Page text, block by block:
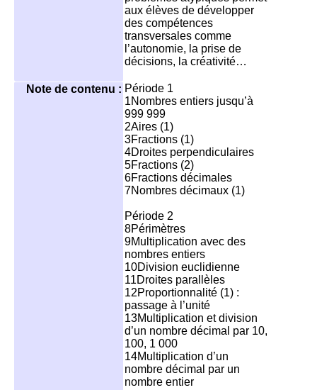
aux élèves de développer
des compétences
transversales comme
l’autonomie, la prise de
décisions, la créativité…
Note de contenu : Période 1
1Nombres entiers jusqu’à
999 999
2Aires (1)
3Fractions (1)
4Droites perpendiculaires
5Fractions (2)
6Fractions décimales
7Nombres décimaux (1)
Période 2
8Périmètres
9Multiplication avec des
nombres entiers
10Division euclidienne
11Droites parallèles
12Proportionnalité (1) :
passage à l’unité
13Multiplication et division
d’un nombre décimal par 10,
100, 1 000
14Multiplication d’un
nombre décimal par un
nombre entier